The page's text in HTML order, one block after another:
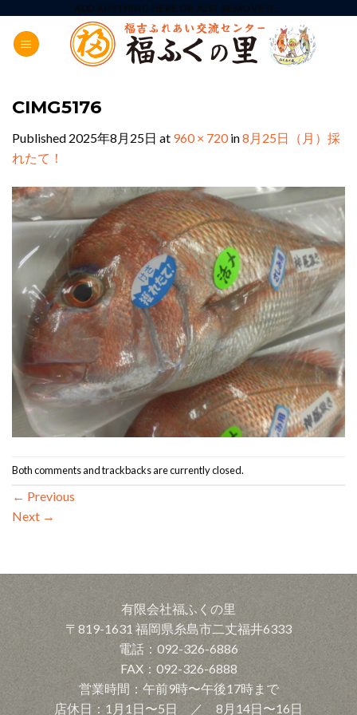
content
ADD ANYTHING HERE OR JUST REMOVE IT...
CIMG5176
Published 2025年8月25日 at 960 × 720in8月25日（月）採
れたて！
Both comments and trackbacks are currently closed.
← Previous
Next →
有限会社福ふくの里
〒819-1631 福岡県糸島市二丈福井6333
電話：092-326-6886
FAX：092-326-6888
営業時間：午前9時〜午後17時まで
店休日：1月1日〜5日 ／ 8月14日〜16日